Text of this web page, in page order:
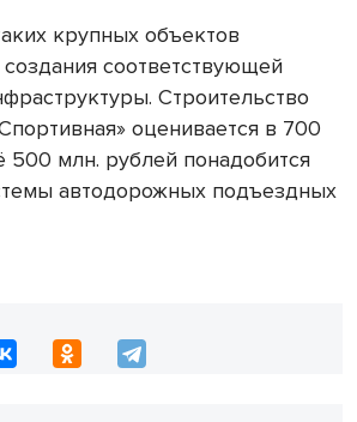
крупных объектов
соответствующей
Строительство
оценивается в 700
500 млн. рублей понадобится
автодорожных подъездных